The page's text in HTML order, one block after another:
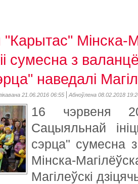
Мінска-
сумесна з
наведалі
21.06.2016 06:55 Абноўлена 08.02.2018
16 чэрвеня
Сацыяльнай
сэрца" сумесна
Мінска-
Магілеўскі